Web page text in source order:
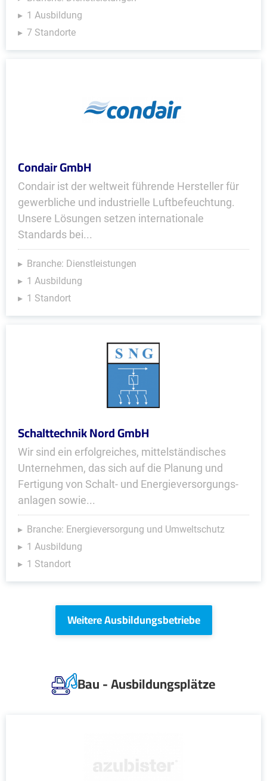
1 Ausbildung
7 Standorte
Condair GmbH
Condair ist der weltweit führende Hersteller für
gewerbliche und industrielle Luftbefeuchtung.
Unsere Lösungen setzen internationale
Standards bei...
Branche: Dienstleistungen
1 Ausbildung
1 Standort
Schalttechnik Nord GmbH
Wir sind ein erfolgreiches, mittelständisches
Unternehmen, das sich auf die Planung und
Fertigung von Schalt- und Energie­versorgungs­
anlagen sowie...
Branche: Energieversorgung und Umweltschutz
1 Ausbildung
1 Standort
Weitere Ausbildungsbetriebe
Bau - Ausbildungsplätze